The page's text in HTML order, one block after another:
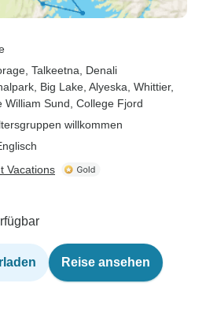
, Talkeetna , Denali
, Big Lake , Alyeska , Whittier,
William Sund , College Fjord
willkommen
Vacations
Reise ansehen